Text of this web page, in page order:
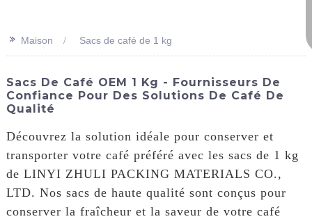
>> Maison Sacs de café de 1 kg
Sacs De Café OEM 1 Kg - Fournisseurs De
Confiance Pour Des Solutions De Café De
Qualité
Découvrez la solution idéale pour conserver et
transporter votre café préféré avec les sacs de 1 kg
de LINYI ZHULI PACKING MATERIALS CO.,
LTD. Nos sacs de haute qualité sont conçus pour
conserver la fraîcheur et la saveur de votre café